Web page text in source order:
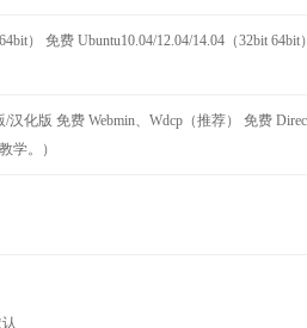
） 免费 Ubuntu10.04/12.04/14.04（32bit
汉化版 免费 Webmin、Wdcp（推荐） 免费
学。）